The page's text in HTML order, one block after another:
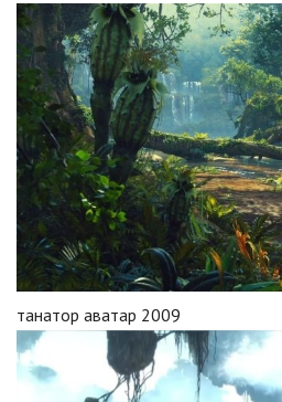
танатор аватар 2009